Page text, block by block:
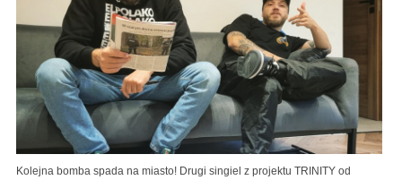
Kolejna bomba spada na miasto! Drugi singiel z projektu TRINITY od